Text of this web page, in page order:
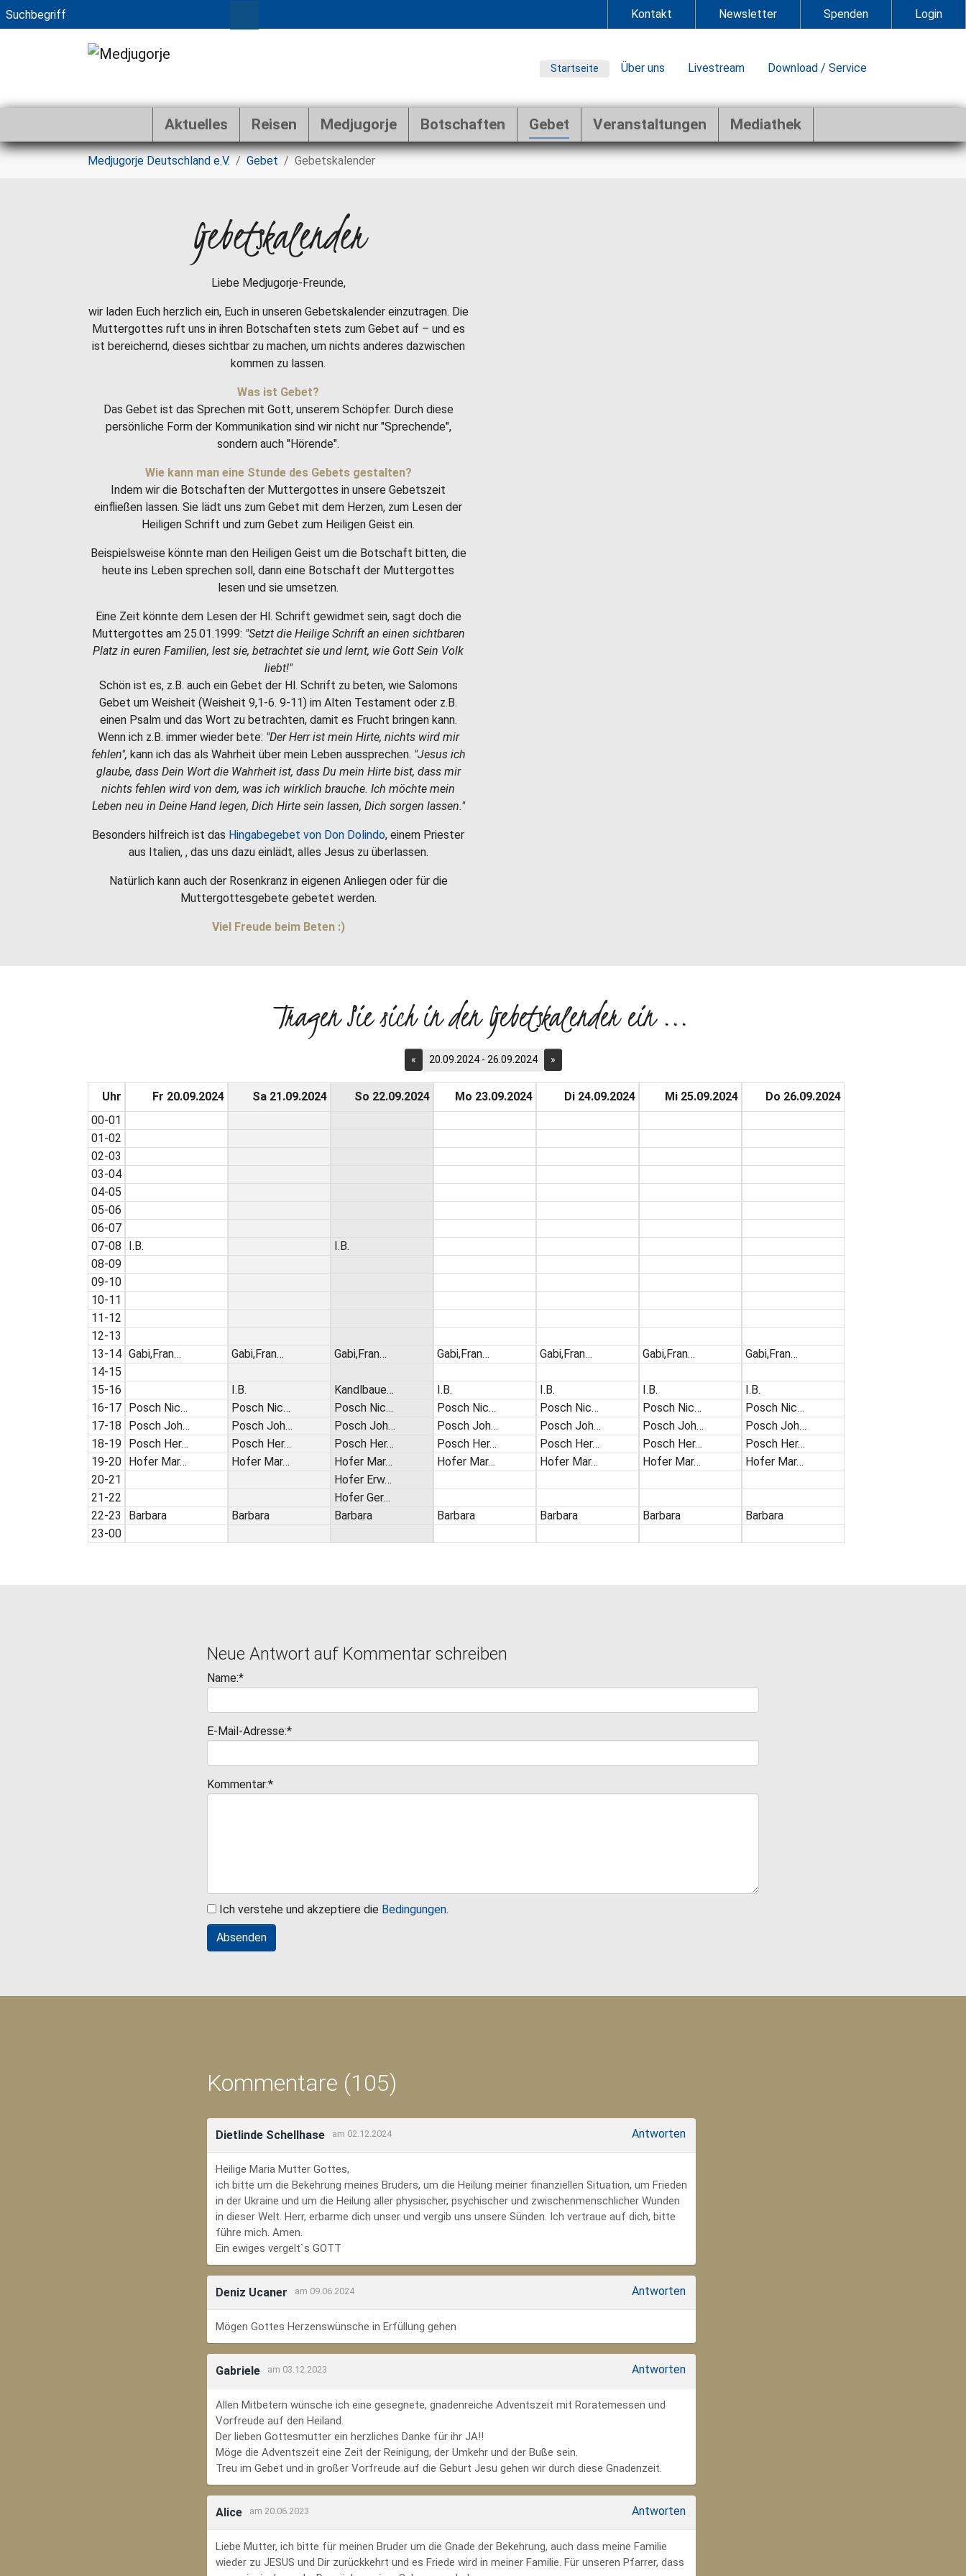
Zum Hauptinhalt springen
Kontakt Newsletter Spenden Login
Startseite Über uns Livestream Download / Service
Aktuelles Reisen Medjugorje Botschaften Gebet Veranstaltungen Mediathek
Sie sind hier:
Medjugorje Deutschland e.V. Gebet Gebetskalender
Gebetskalender
Liebe Medjugorje-Freunde,
wir laden Euch herzlich ein, Euch in unseren Gebetskalender einzutragen. Die
Muttergottes ruft uns in ihren Botschaften stets zum Gebet auf – und es
ist bereichernd, dieses sichtbar zu machen, um nichts anderes dazwischen
kommen zu lassen.
Was ist Gebet?
Das Gebet ist das Sprechen mit Gott, unserem Schöpfer. Durch diese
persönliche Form der Kommunikation sind wir nicht nur "Sprechende",
sondern auch "Hörende".
Wie kann man eine Stunde des Gebets gestalten?
Indem wir die Botschaften der Muttergottes in unsere Gebetszeit
einfließen lassen. Sie lädt uns zum Gebet mit dem Herzen, zum Lesen der
Heiligen Schrift und zum Gebet zum Heiligen Geist ein.
Beispielsweise könnte man den Heiligen Geist um die Botschaft bitten, die
heute ins Leben sprechen soll, dann eine Botschaft der Muttergottes
lesen und sie umsetzen.
Eine Zeit könnte dem Lesen der Hl. Schrift gewidmet sein, sagt doch die
Muttergottes am 25.01.1999: "Setzt die Heilige Schrift an einen sichtbaren
Platz in euren Familien, lest sie, betrachtet sie und lernt, wie Gott Sein Volk
liebt!"
Schön ist es, z.B. auch ein Gebet der Hl. Schrift zu beten, wie Salomons
Gebet um Weisheit (Weisheit 9,1-6. 9-11) im Alten Testament oder z.B.
einen Psalm und das Wort zu betrachten, damit es Frucht bringen kann.
Wenn ich z.B. immer wieder bete: "Der Herr ist mein Hirte, nichts wird mir
fehlen", kann ich das als Wahrheit über mein Leben aussprechen. "Jesus ich
glaube, dass Dein Wort die Wahrheit ist, dass Du mein Hirte bist, dass mir
nichts fehlen wird von dem, was ich wirklich brauche. Ich möchte mein
Leben neu in Deine Hand legen, Dich Hirte sein lassen, Dich sorgen lassen."
Besonders hilfreich ist das Hingabegebet von Don Dolindo, einem Priester
aus Italien, , das uns dazu einlädt, alles Jesus zu überlassen.
Natürlich kann auch der Rosenkranz in eigenen Anliegen oder für die
Muttergottesgebete gebetet werden.
Viel Freude beim Beten :)
Tragen Sie sich in den Gebetskalender ein ...
« 20.09.2024 - 26.09.2024 »
Uhr
00-01
01-02
02-03
03-04
04-05
05-06
06-07
07-08
08-09
09-10
10-11
11-12
12-13
13-14
14-15
15-16
16-17
17-18
18-19
19-20
20-21
21-22
22-23
23-00
Fr 20.09.2024
I.B.
Gabi,Fran…
Posch Nic…
Posch Joh…
Posch Her…
Hofer Mar…
Barbara
Sa 21.09.2024
Gabi,Fran…
I.B.
Posch Nic…
Posch Joh…
Posch Her…
Hofer Mar…
Barbara
So 22.09.2024
I.B.
Gabi,Fran…
Kandlbaue…
Posch Nic…
Posch Joh…
Posch Her…
Hofer Mar…
Hofer Erw…
Hofer Ger…
Barbara
Mo 23.09.2024
Gabi,Fran…
I.B.
Posch Nic…
Posch Joh…
Posch Her…
Hofer Mar…
Barbara
Di 24.09.2024
Gabi,Fran…
I.B.
Posch Nic…
Posch Joh…
Posch Her…
Hofer Mar…
Barbara
Mi 25.09.2024
Gabi,Fran…
I.B.
Posch Nic…
Posch Joh…
Posch Her…
Hofer Mar…
Barbara
Do 26.09.2024
Gabi,Fran…
I.B.
Posch Nic…
Posch Joh…
Posch Her…
Hofer Mar…
Barbara
Neue Antwort auf Kommentar schreiben
Name:*
E-Mail-Adresse:*
Kommentar:*
Ich verstehe und akzeptiere die Bedingungen.
Kommentare (105)
Dietlinde Schellhase am 02.12.2024 Antworten
Heilige Maria Mutter Gottes,
ich bitte um die Bekehrung meines Bruders, um die Heilung meiner finanziellen Situation, um Frieden
in der Ukraine und um die Heilung aller physischer, psychischer und zwischenmenschlicher Wunden
in dieser Welt. Herr, erbarme dich unser und vergib uns unsere Sünden. Ich vertraue auf dich, bitte
führe mich. Amen.
Ein ewiges vergelt`s GOTT
Deniz Ucaner am 09.06.2024 Antworten
Mögen Gottes Herzenswünsche in Erfüllung gehen
Gabriele am 03.12.2023 Antworten
Allen Mitbetern wünsche ich eine gesegnete, gnadenreiche Adventszeit mit Roratemessen und
Vorfreude auf den Heiland.
Der lieben Gottesmutter ein herzliches Danke für ihr JA!!
Möge die Adventszeit eine Zeit der Reinigung, der Umkehr und der Buße sein.
Treu im Gebet und in großer Vorfreude auf die Geburt Jesu gehen wir durch diese Gnadenzeit.
Alice am 20.06.2023 Antworten
Liebe Mutter, ich bitte für meinen Bruder um die Gnade der Bekehrung, auch dass meine Familie
wieder zu JESUS und Dir zurückkehrt und es Friede wird in meiner Familie. Für unseren Pfarrer, dass